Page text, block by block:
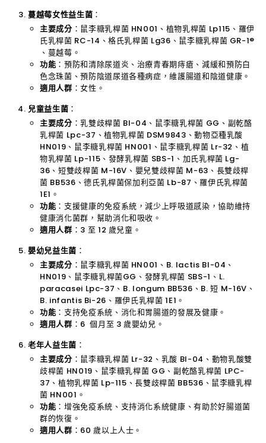
蔓越莓女性益生菌 ：
主要成分 ：鼠李糖乳桿菌 HN001、植物乳桿菌 Lp115、羅伊
氏乳桿菌 RC-14、格氏乳桿菌 Lg36、鼠李糖乳桿菌 GR-1®
、蔓越莓。
功能 ：預防和清除尿道炎、治療青春期痔瘡、減緩和預防白
色念珠菌、預防陰道尿道各種病症，維護腸道和陰道健康。
適用人群 ：女性。
兒童益生菌 ：
主要成分 ：乳雙歧桿菌 BI-04、鼠李糖乳桿菌 GG、副乾酪
乳桿菌 Lpc-37、植物乳桿菌 DSM9843、動物亞種乳酸
HN019、鼠李糖乳桿菌 HN001、鼠李糖乳桿菌 Lr-32、植
物乳桿菌 Lp-115、發酵乳桿菌 SBS-1、加氏乳桿菌 Lg-
36、短雙歧桿菌 M-16V、嬰兒雙歧桿菌 M-63、長雙歧桿
菌 BB536、德氏乳桿菌保加利亞菌 Lb-87、羅伊氏乳桿菌
1E1。
功能 ：支援健康的免疫系統，減少上呼吸道感染，協助維持
健康消化菌群，幫助消化和吸收。
適用人群 ：3 至 12 歲兒童。
嬰幼兒益生菌 ：
主要成分 ：鼠李糖乳桿菌 HN001、B. lactis BI-04、
HN019、鼠李糖乳桿菌GG、發酵乳桿菌 SBS-1、L.
paracasei Lpc-37、B. longum BB536、B. 短 M-16V、
B. infantis Bi-26、羅伊氏乳桿菌 1E1。
功能 ：支持免疫系統、消化和胃腸道的發展及健康。
適用人群 ：6 個月至 3 歲嬰幼兒。
老年人益生菌 ：
主要成分 ：鼠李糖乳桿菌 Lr-32、乳酸 BI-04、動物乳酸雙
歧桿菌 HN019、鼠李糖乳桿菌 GG、副乾酪乳桿菌 LPC-
37、植物乳桿菌 Lp-115、長雙歧桿菌 BB536、鼠李糖乳桿
菌 HN001。
功能 ：增強免疫系統、支持消化系統健康、有助於好腸道菌
群的恢復。
適用人群 ：60 歲以上人士。